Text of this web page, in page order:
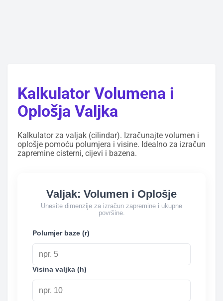
Kalkulator Volumena i
Oplošja Valjka
Kalkulator za valjak (cilindar). Izračunajte volumen i
oplošje pomoću polumjera i visine. Idealno za izračun
zapremine cisterni, cijevi i bazena.
Valjak: Volumen i Oplošje
Unesite dimenzije za izračun zapremine i ukupne
površine.
Polumjer baze (r)
Visina valjka (h)